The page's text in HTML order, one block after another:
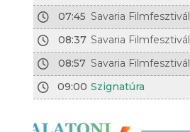
07:45 Savaria Filmfesztivál
08:37 Savaria Filmfesztivál
08:57 Savaria Filmfesztivál
09:00 Szignatúra